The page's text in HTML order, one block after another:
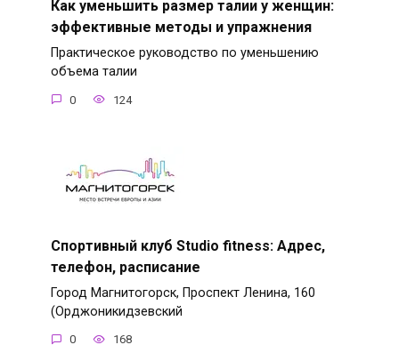
Как уменьшить размер талии у женщин:
эффективные методы и упражнения
Практическое руководство по уменьшению
объема талии
0 124
Спортивный клуб Studio fitness: Адрес,
телефон, расписание
Город Магнитогорск, Проспект Ленина, 160
(Орджоникидзевский
0 168